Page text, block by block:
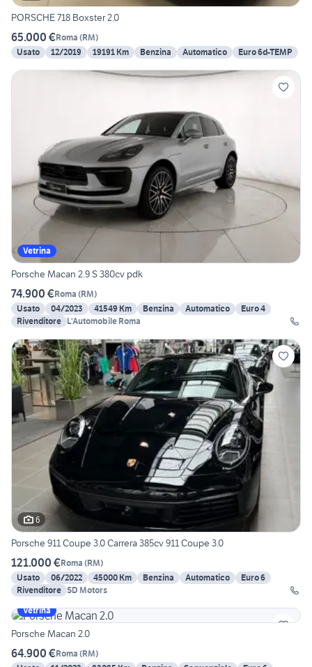
PORSCHE 718 Boxster 2.0
65.000 €Roma (RM)
Usato
12/2019 19191 Km Benzina Automatico Euro 6d-TEMP
Vetrina
Porsche Macan 2.9 S 380cv pdk
74.900 €Roma (RM)
Usato
04/2023 41549 Km Benzina Automatico
Euro 4
Rivenditore L'Automobile Roma
6
Porsche 911 Coupe 3.0 Carrera 385cv 911 Coupe 3.0
121.000 €Roma (RM)
Usato
06/2022 45000 Km Benzina Automatico
Euro 6
Rivenditore SD Motors
Vetrina
Porsche Macan 2.0
64.900 €Roma (RM)